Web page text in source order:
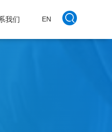
EN
我们